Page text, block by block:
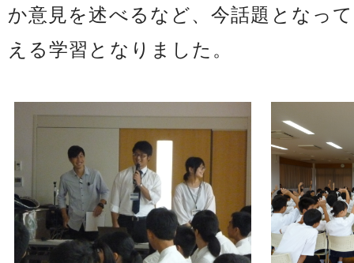
か意見を述べるなど、今話題となっ
える学習となりました。